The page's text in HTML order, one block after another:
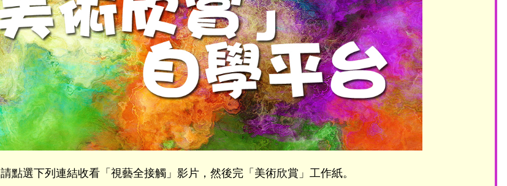
請點選下列連結收看「視藝全接觸」影片，然後完「美術欣賞」工作紙。